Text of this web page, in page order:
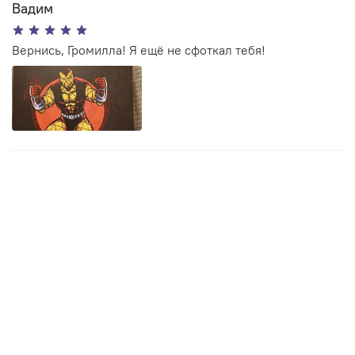
Вадим
Вернись, Громилла! Я ещё не сфоткал тебя!